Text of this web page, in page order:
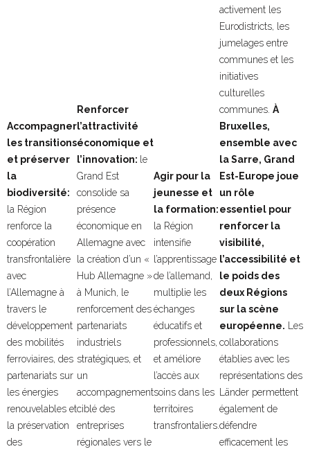
Accompagner
les transitions
et préserver
la
biodiversité:
la Région
renforce la
coopération
transfrontalière
avec
l’Allemagne à
travers le
développement
des mobilités
ferroviaires, des
partenariats sur
les énergies
renouvelables et
la préservation
des
Renforcer
l’attractivité
économique et
l’innovation: le
Grand Est
consolide sa
présence
économique en
Allemagne avec
la création d’un «
Hub Allemagne »
à Munich, le
renforcement des
partenariats
industriels
stratégiques, et
un
accompagnement
ciblé des
entreprises
régionales vers le
Agir pour la
jeunesse et
la formation:
la Région
intensifie
l’apprentissage
de l’allemand,
multiplie les
échanges
éducatifs et
professionnels,
et améliore
l’accès aux
soins dans les
territoires
transfrontaliers.
activement les
Eurodistricts, les
jumelages entre
communes et les
initiatives
culturelles
communes. À
Bruxelles,
ensemble avec
la Sarre, Grand
Est-Europe joue
un rôle
essentiel pour
renforcer la
visibilité,
l’accessibilité et
le poids des
deux Régions
sur la scène
européenne. Les
collaborations
établies avec les
représentations des
Länder permettent
également de
défendre
efficacement les